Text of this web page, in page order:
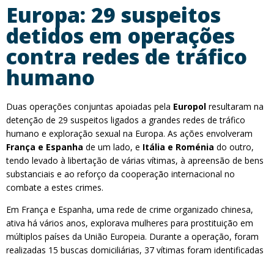
Europa: 29 suspeitos
detidos em operações
contra redes de tráfico
humano
Duas operações conjuntas apoiadas pela Europol resultaram na
detenção de 29 suspeitos ligados a grandes redes de tráfico
humano e exploração sexual na Europa. As ações envolveram
França e Espanha de um lado, e Itália e Roménia do outro,
tendo levado à libertação de várias vítimas, à apreensão de bens
substanciais e ao reforço da cooperação internacional no
combate a estes crimes.
Em França e Espanha, uma rede de crime organizado chinesa,
ativa há vários anos, explorava mulheres para prostituição em
múltiplos países da União Europeia. Durante a operação, foram
realizadas 15 buscas domiciliárias, 37 vítimas foram identificadas